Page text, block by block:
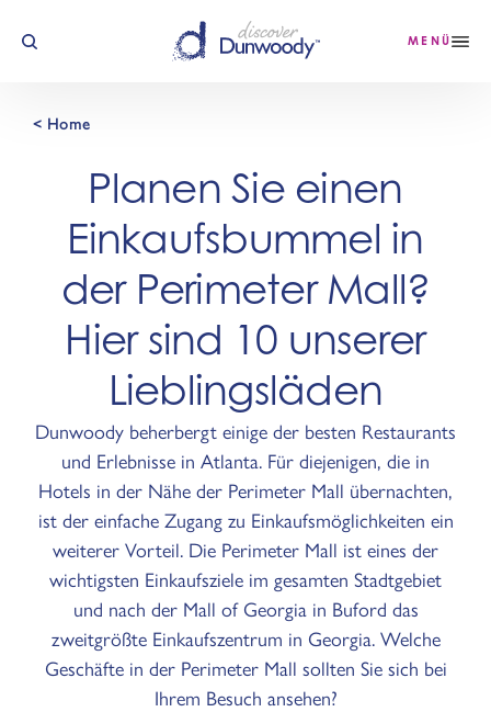
Zum Inhalt springen MENÜ
< Home
Planen Sie einen
Einkaufsbummel in
der Perimeter Mall?
Hier sind 10 unserer
Lieblingsläden
Dunwoody beherbergt einige der besten Restaurants
und Erlebnisse in Atlanta. Für diejenigen, die in
Hotels in der Nähe der Perimeter Mall übernachten,
ist der einfache Zugang zu Einkaufsmöglichkeiten ein
weiterer Vorteil. Die Perimeter Mall ist eines der
wichtigsten Einkaufsziele im gesamten Stadtgebiet
und nach der Mall of Georgia in Buford das
zweitgrößte Einkaufszentrum in Georgia. Welche
Geschäfte in der Perimeter Mall sollten Sie sich bei
Ihrem Besuch ansehen?